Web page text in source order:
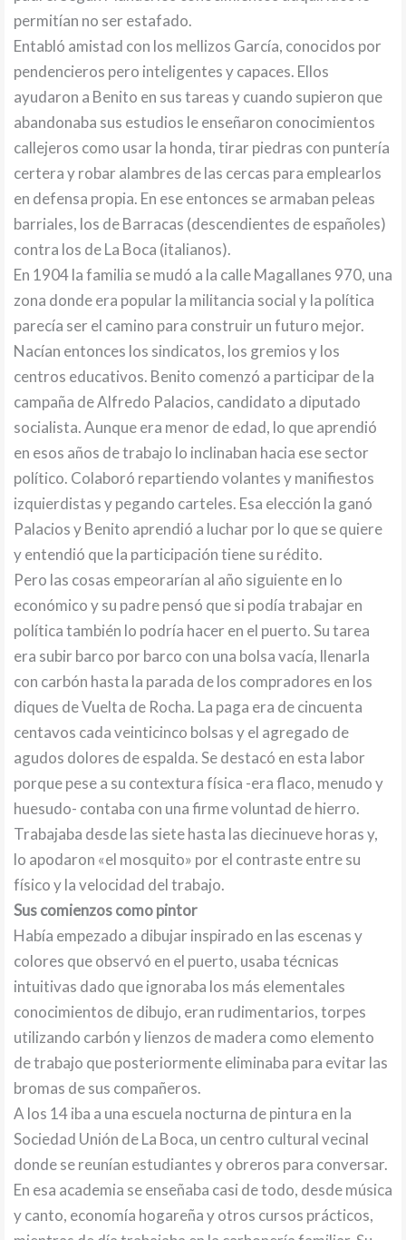
permitían no ser estafado.
Entabló amistad con los mellizos García, conocidos por
pendencieros pero inteligentes y capaces. Ellos
ayudaron a Benito en sus tareas y cuando supieron que
abandonaba sus estudios le enseñaron conocimientos
callejeros como usar la honda, tirar piedras con puntería
certera y robar alambres de las cercas para emplearlos
en defensa propia. En ese entonces se armaban peleas
barriales, los de Barracas (descendientes de españoles)
contra los de La Boca (italianos).
En 1904 la familia se mudó a la calle Magallanes 970, una
zona donde era popular la militancia social y la política
parecía ser el camino para construir un futuro mejor.
Nacían entonces los sindicatos, los gremios y los
centros educativos. Benito comenzó a participar de la
campaña de Alfredo Palacios, candidato a diputado
socialista. Aunque era menor de edad, lo que aprendió
en esos años de trabajo lo inclinaban hacia ese sector
político. Colaboró repartiendo volantes y manifiestos
izquierdistas y pegando carteles. Esa elección la ganó
Palacios y Benito aprendió a luchar por lo que se quiere
y entendió que la participación tiene su rédito.
Pero las cosas empeorarían al año siguiente en lo
económico y su padre pensó que si podía trabajar en
política también lo podría hacer en el puerto. Su tarea
era subir barco por barco con una bolsa vacía, llenarla
con carbón hasta la parada de los compradores en los
diques de Vuelta de Rocha. La paga era de cincuenta
centavos cada veinticinco bolsas y el agregado de
agudos dolores de espalda. Se destacó en esta labor
porque pese a su contextura física -era flaco, menudo y
huesudo- contaba con una firme voluntad de hierro.
Trabajaba desde las siete hasta las diecinueve horas y,
lo apodaron «el mosquito» por el contraste entre su
físico y la velocidad del trabajo.
Sus comienzos como pintor
Había empezado a dibujar inspirado en las escenas y
colores que observó en el puerto, usaba técnicas
intuitivas dado que ignoraba los más elementales
conocimientos de dibujo, eran rudimentarios, torpes
utilizando carbón y lienzos de madera como elemento
de trabajo que posteriormente eliminaba para evitar las
bromas de sus compañeros.
A los 14 iba a una escuela nocturna de pintura en la
Sociedad Unión de La Boca, un centro cultural vecinal
donde se reunían estudiantes y obreros para conversar.
En esa academia se enseñaba casi de todo, desde música
y canto, economía hogareña y otros cursos prácticos,